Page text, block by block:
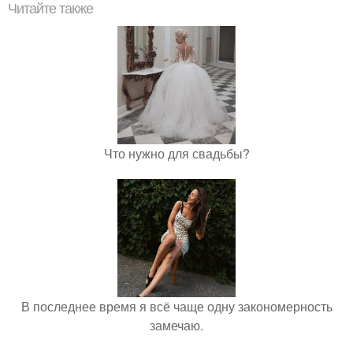
Читайте также
Что нужно для свадьбы?
В последнее время я всё чаще одну закономерность
замечаю.